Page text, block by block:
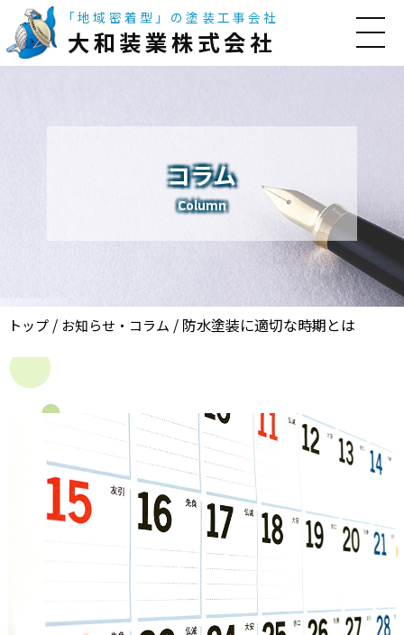
「地域密着型」の塗装工事会社
大和装業株式会社
コラム
Column
トップ/ お知らせ・コラム / 防水塗装に適切な時期とは